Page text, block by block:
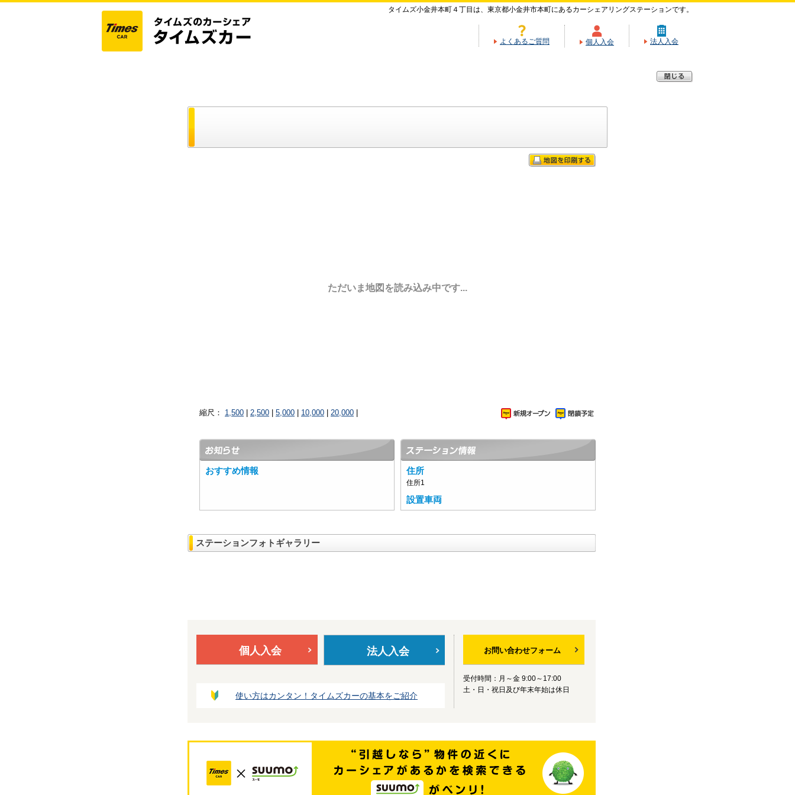
タイムズ小金井本町４丁目は、東京都小金井市本町にあるカーシェアリングステーションです。
よくあるご質問 個人入会 法人入会
ただいま地図を読み込み中です...
縮尺： 1,500 2,500 5,000 10,000 20,000
おすすめ情報 住所
住所1
設置車両
ステーションフォトギャラリー
個人入会 法人入会
使い方はカンタン！タイムズカーの基本をご紹介
お問い合わせフォーム
受付時間：月～金 9:00～17:00
土・日・祝日及び年末年始は休日